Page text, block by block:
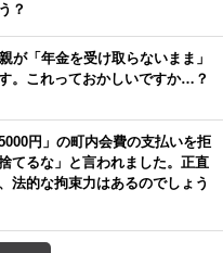
？
が「年金を受け取らないまま」
。これっておかしいですか…？
円」の町内会費の支払いを拒
てるな」と言われました。正直
法的な拘束力はあるのでしょう